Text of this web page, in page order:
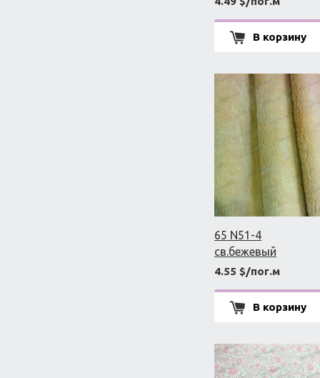
В корзину
65 N51-4
св.бежевый
4.55 $/пог.м
В корзину